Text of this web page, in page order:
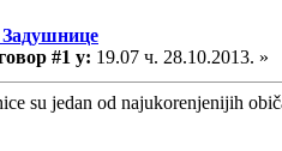
#1 у: 19.07 ч. 28.10.2013. »
su jedan od najukorenjenijih